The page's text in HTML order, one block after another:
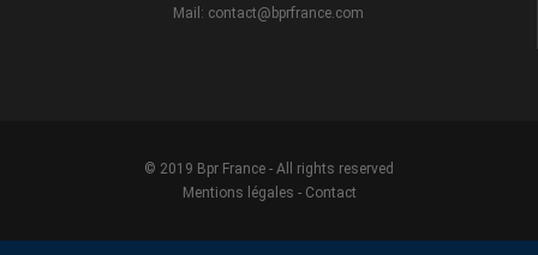
Mail: contact@bprfrance.com
© 2019 Bpr France - All rights reserved
Mentions légales - Contact